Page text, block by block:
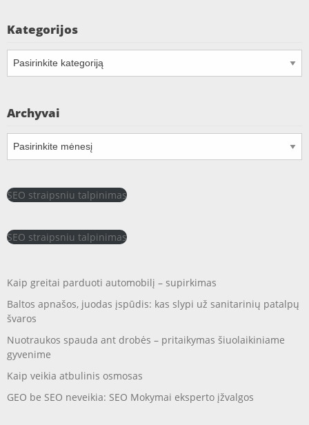
Kategorijos
Archyvai
SEO straipsniu talpinimas
SEO straipsniu talpinimas
Kaip greitai parduoti automobilį – supirkimas
Baltos apnašos, juodas įspūdis: kas slypi už sanitarinių patalpų
švaros
Nuotraukos spauda ant drobės – pritaikymas šiuolaikiniame
gyvenime
Kaip veikia atbulinis osmosas
GEO be SEO neveikia: SEO Mokymai eksperto įžvalgos